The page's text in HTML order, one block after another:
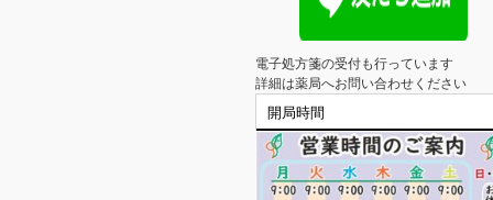
電子処方箋の受付も行っています
詳細は薬局へお問い合わせください
開局時間